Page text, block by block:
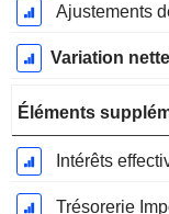
Ajustements
Variation
Éléments
Intérêts